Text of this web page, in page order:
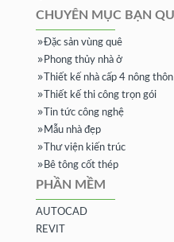
CHUYÊN MỤC BẠN
Đặc sản vùng quê
Phong thủy nhà ở
Thiết kế nhà cấp 4 nông thôn
Thiết kế thi công trọn gói
Tin tức công nghệ
Mẫu nhà đẹp
Thư viện kiến trúc
Bê tông cốt thép
PHẦN MỀM
AUTOCAD
REVIT